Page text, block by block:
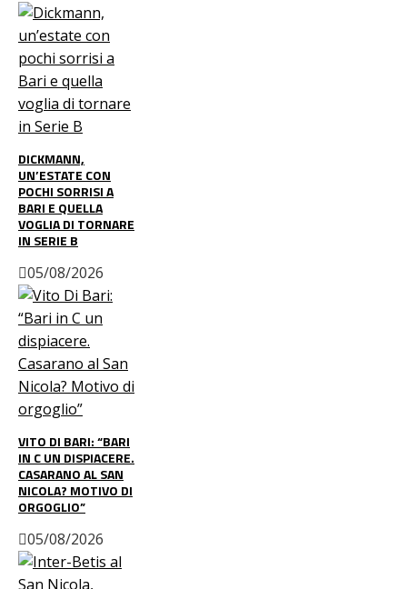
DICKMANN,
UN’ESTATE CON
POCHI SORRISI A
BARI E QUELLA
VOGLIA DI TORNARE
IN SERIE B
05/08/2026
VITO DI BARI: “BARI
IN C UN DISPIACERE.
CASARANO AL SAN
NICOLA? MOTIVO DI
ORGOGLIO”
05/08/2026